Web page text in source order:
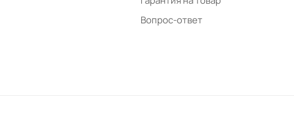
Вопрос-ответ